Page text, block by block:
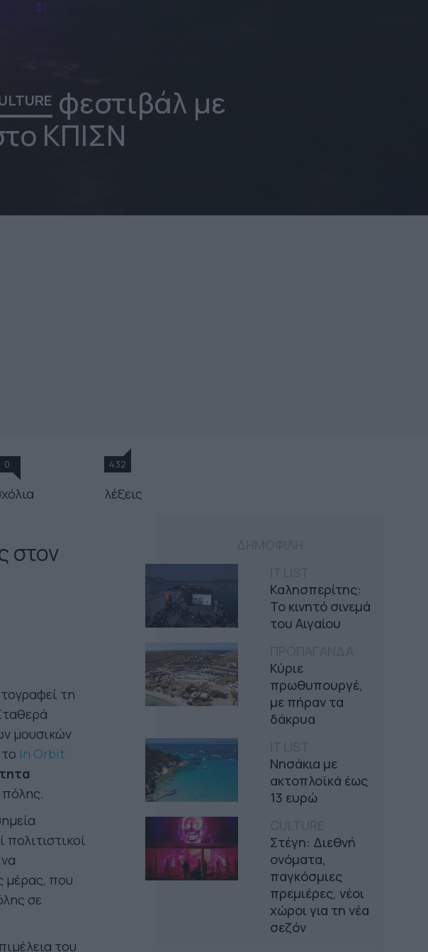
φεστιβάλ με
ΚΠΙΣΝ
0 432
λέξεις
Καλησπερίτης:
Το κινητό σινεμά
του Αιγαίου
Κύριε
πρωθυπουργέ,
με πήραν τα
δάκρυα
Νησάκια με
ακτοπλοϊκά έως
13 ευρώ
Στέγη: Διεθνή
ονόματα,
παγκόσμιες
πρεμιέρες, νέοι
χώροι για τη νέα
σεζόν
στον
τη
μουσικών
In Orbit
μέρας, που
σε
του